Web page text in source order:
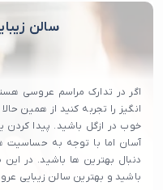
سالن
اگر در تدارک مراسم عروسی
انگیز را تجربه کنید از همین
خوب در ازگل باشید. پیدا
آسان اما با توجه به حساسیت
دنبال بهترین ها باشید. در
باشید و بهترین سالن زیبایی